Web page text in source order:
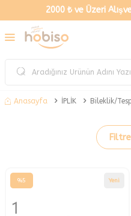
2000 ₺ ve Üzeri
Anasayfa İPLİK Bileklik/
Filtre
%5 Yeni